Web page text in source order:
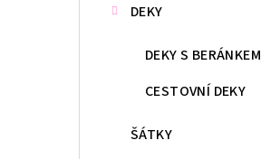
DEKY
DEKY S BERÁNKEM
CESTOVNÍ DEKY
ŠÁTKY